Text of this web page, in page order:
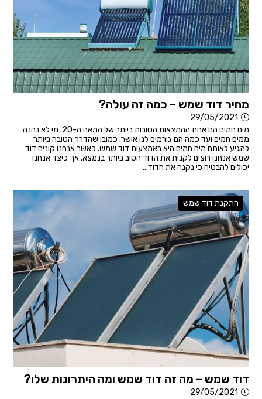
מחיר דוד שמש – כמה זה עולה?
29/05/2021
מים חמים הם אחת ההמצאות הטובות ביותר של המאה ה-20. מי לא נהנה
ממים חמים ועד כמה הם גורמים לנו אושר. כמובן שהדרך הטובה ביותר
להגיע לאותם מים חמים היא באמצעות דוד שמש. כאשר אנחנו קונים דוד
שמש אנחנו רוצים לקנות את הדוד הטוב ביותר בנמצא. אך כיצד אנחנו
יכולים להבטיח כי נקנה את הדוד...
התקנת דוד שמש
דוד שמש – מה זה דוד שמש ומה היתרונות שלו?
29/05/2021